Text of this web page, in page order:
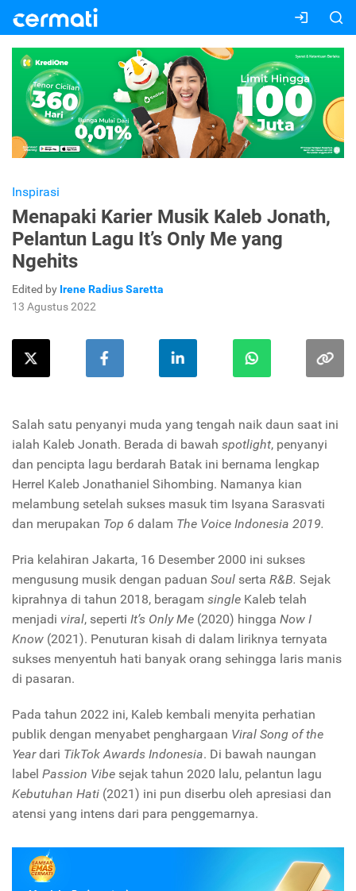
Inspirasi
Menapaki Karier Musik Kaleb Jonath,
Pelantun Lagu It’s Only Me yang
Ngehits
Edited by Irene Radius Saretta
13 Agustus 2022
Salah satu penyanyi muda yang tengah naik daun saat ini
ialah Kaleb Jonath. Berada di bawah spotlight, penyanyi
dan pencipta lagu berdarah Batak ini bernama lengkap
Herrel Kaleb Jonathaniel Sihombing. Namanya kian
melambung setelah sukses masuk tim Isyana Sarasvati
dan merupakan Top 6 dalam The Voice Indonesia 2019.
Pria kelahiran Jakarta, 16 Desember 2000 ini sukses
mengusung musik dengan paduan Soul serta R&B. Sejak
kiprahnya di tahun 2018, beragam single Kaleb telah
menjadi viral, seperti It’s Only Me (2020) hingga Now I
Know (2021). Penuturan kisah di dalam liriknya ternyata
sukses menyentuh hati banyak orang sehingga laris manis
di pasaran.
Pada tahun 2022 ini, Kaleb kembali menyita perhatian
publik dengan menyabet penghargaan Viral Song of the
Yeardari TikTok Awards Indonesia. Di bawah naungan
label Passion Vibe sejak tahun 2020 lalu, pelantun lagu
Kebutuhan Hati (2021) ini pun diserbu oleh apresiasi dan
atensi yang intens dari para penggemarnya.